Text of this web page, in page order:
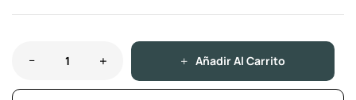
Añadir Al Carrito